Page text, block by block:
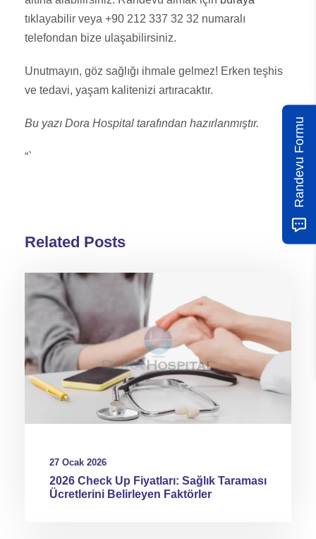
tıklayabilir veya +90 212 337 32 32 numaralı
telefondan bize ulaşabilirsiniz.
Unutmayın, göz sağlığı ihmale gelmez! Erken teşhis
ve tedavi, yaşam kalitenizi artıracaktır.
Bu yazı Dora Hospital tarafından hazırlanmıştır.
“`
Related Posts
27 Ocak 2026
2026 Check Up Fiyatları: Sağlık Taraması
Ücretlerini Belirleyen Faktörler
Randevu Formu